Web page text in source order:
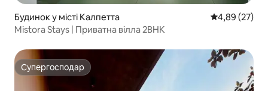
Будинок у місті Калпетта Середня
4,89 (27)
Mistora Stays | Приватна вілла 2BHK
Супергосподар
Супергосподар